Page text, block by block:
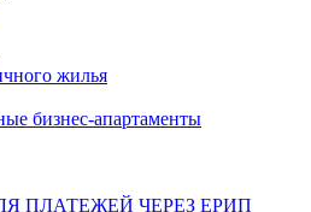
жилья
бизнес-апартаменты
ПЛАТЕЖЕЙ ЧЕРЕЗ ЕРИП